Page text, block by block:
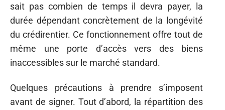
sait pas combien de temps il devra payer, la
durée dépendant concrètement de la longévité
du crédirentier. Ce fonctionnement offre tout de
même une porte d’accès vers des biens
inaccessibles sur le marché standard.
Quelques précautions à prendre s’imposent
avant de signer. Tout d’abord, la répartition des